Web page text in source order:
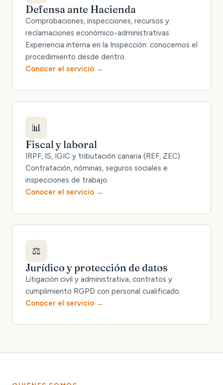
Defensa ante Hacienda
Comprobaciones, inspecciones, recursos y
reclamaciones económico-administrativas.
Experiencia interna en la Inspección: conocemos el
procedimiento desde dentro.
Conocer el servicio
📊
Fiscal y laboral
IRPF, IS, IGIC y tributación canaria (REF, ZEC).
Contratación, nóminas, seguros sociales e
inspecciones de trabajo.
Conocer el servicio
⚖️
Jurídico y protección de datos
Litigación civil y administrativa, contratos y
cumplimiento RGPD con personal cualificado.
Conocer el servicio